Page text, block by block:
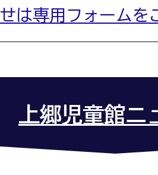
は専用フォームを
上郷児童館ニ